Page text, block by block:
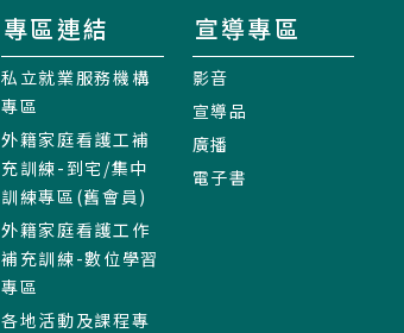
專區連結
私立就業服務機構
專區
外籍家庭看護工補
充訓練-到宅/集中
訓練專區(舊會員)
外籍家庭看護工作
補充訓練-數位學習
專區
各地活動及課程專
宣導專區
影音
宣導品
廣播
電子書